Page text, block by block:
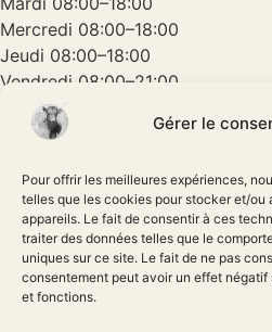
Gérer le
Pour offrir les meilleures expériences,
telles que les cookies pour stocker et/ou
appareils. Le fait de consentir à ces
traiter des données telles que le
uniques sur ce site. Le fait de ne pas
consentement peut avoir un effet
et fonctions.
Mercredi 08:00–18:00
Jeudi 08:00–18:00
Vendredi 08:00–21:00
Samedi 08:00–21:00
Dimanche 08:00–17:00
Informations pouvant varier
vacances et jours fériés
Reservations au
04 71 40 60 28